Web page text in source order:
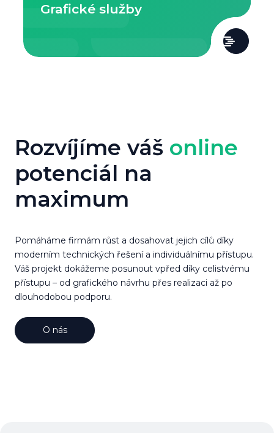
Grafické služby
Rozvíjíme váš online
potenciál na
maximum
Pomáháme firmám růst a dosahovat jejich cílů díky
moderním technických řešení a individuálnímu přístupu.
Váš projekt dokážeme posunout vpřed díky celistvému
přístupu – od grafického návrhu přes realizaci až po
dlouhodobou podporu.
O nás